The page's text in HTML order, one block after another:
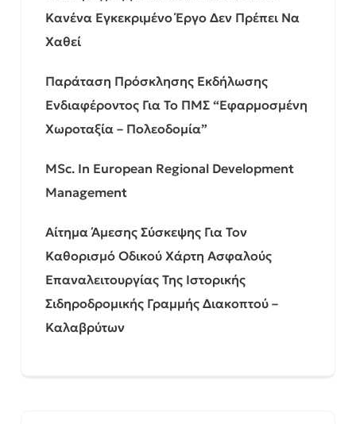
Κανένα Εγκεκριμένο Έργο Δεν Πρέπει Να
Χαθεί
Παράταση Πρόσκλησης Εκδήλωσης
Ενδιαφέροντος Για Το ΠΜΣ “Εφαρμοσμένη
Χωροταξία – Πολεοδομία”
MSc. In European Regional Development
Management
Αίτημα Άμεσης Σύσκεψης Για Τον
Καθορισμό Οδικού Χάρτη Ασφαλούς
Επαναλειτουργίας Της Ιστορικής
Σιδηροδρομικής Γραμμής Διακοπτού –
Καλαβρύτων